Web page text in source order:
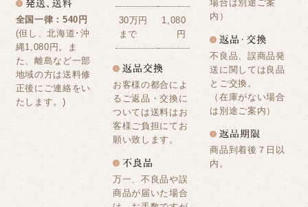
全国一律：540円
(但し、北海道･沖
縄1,080円。ま
た、離島など一部
地域の方は送料修
正後にご連絡をい
たします。)
30万円
まで
1,080
円
お客様の都合によ
るご返品・交換に
ついては送料はお
客様ご負担にてお
願い致します。
万一、不良品や誤
商品が届いた場合
場合は別途ご案
内）
不良品、誤商品発
送に関しては良品
とご交換。
（在庫がない場合
は別途ご案内）
商品到着後７日以
内。